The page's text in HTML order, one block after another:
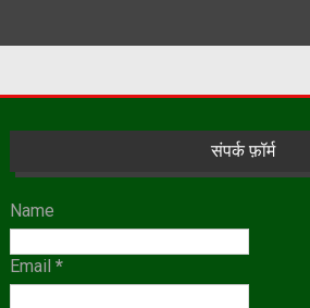
संपर्क फ़ॉर्म
Name
Email *